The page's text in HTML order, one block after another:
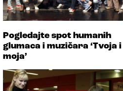
Pogledajte spot humanih
glumaca i muzičara ‘Tvoja i
moja’